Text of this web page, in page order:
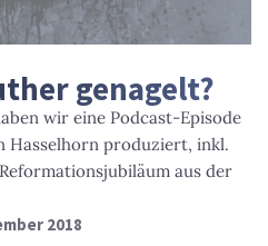
genagelt?
wir eine Podcast-Episode
Hasselhorn produziert, inkl.
aus der
2018